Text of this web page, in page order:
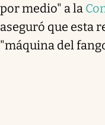
por medio" a la
aseguró que esta
"máquina del